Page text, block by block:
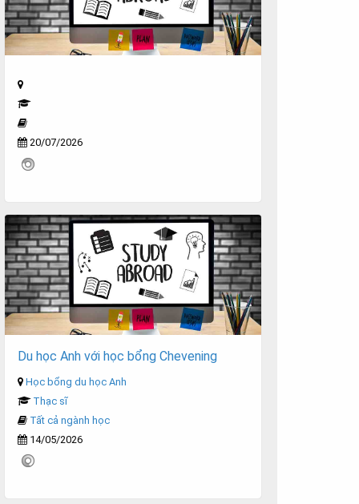
20/07/2026
Du học Anh với học bổng Chevening
Học bổng du học Anh
Thạc sĩ
Tất cả ngành học
14/05/2026